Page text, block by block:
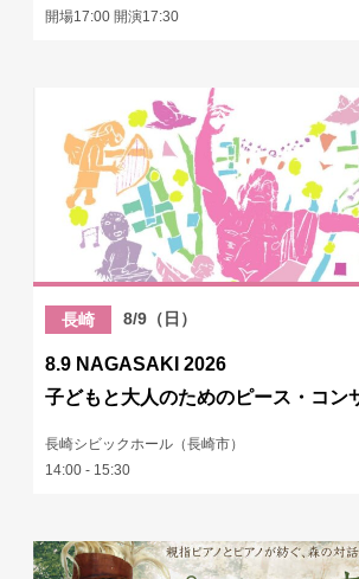
開場17:00 開演17:30
長崎 8/9（日）
8.9 NAGASAKI 2026
子どもと大人のためのピース・コン
長崎シビックホール（長崎市）
14:00 - 15:30